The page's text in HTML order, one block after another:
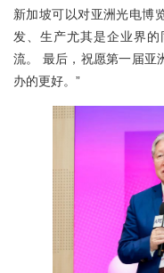
新加坡可以对亚洲光电博
发、生产尤其是企业界
流。 最后，祝愿第一届亚
办的更好。”